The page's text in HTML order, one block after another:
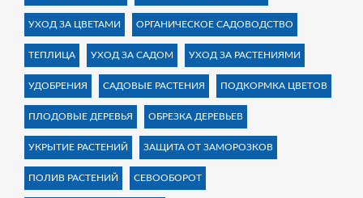
УХОД ЗА ЦВЕТАМИ ОРГАНИЧЕСКОЕ САДОВОДСТВО
ТЕПЛИЦА УХОД ЗА САДОМ УХОД ЗА РАСТЕНИЯМИ
УДОБРЕНИЯ САДОВЫЕ РАСТЕНИЯ ПОДКОРМКА ЦВЕТОВ
ПЛОДОВЫЕ ДЕРЕВЬЯ ОБРЕЗКА ДЕРЕВЬЕВ
УКРЫТИЕ РАСТЕНИЙ ЗАЩИТА ОТ ЗАМОРОЗКОВ
ПОЛИВ РАСТЕНИЙ СЕВООБОРОТ